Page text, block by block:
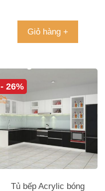
Giỏ hàng +
- 26%
Tủ bếp Acrylic bóng